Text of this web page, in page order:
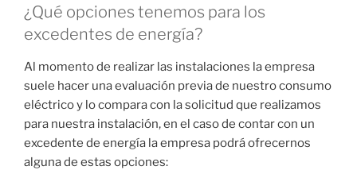
¿Qué opciones tenemos para los
excedentes de energía?
Al momento de realizar las instalaciones la empresa
suele hacer una evaluación previa de nuestro consumo
eléctrico y lo compara con la solicitud que realizamos
para nuestra instalación, en el caso de contar con un
excedente de energía la empresa podrá ofrecernos
alguna de estas opciones: